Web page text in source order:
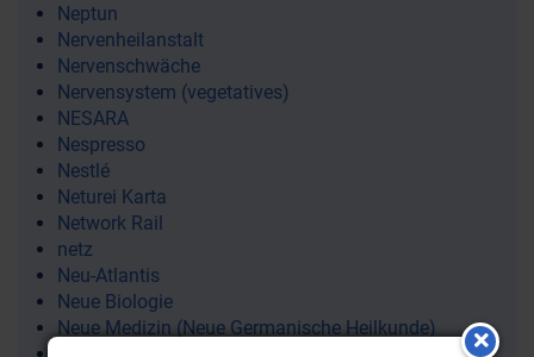
Neptun
Nervenheilanstalt
Nervenschwäche
Nervensystem (vegetatives)
NESARA
Nespresso
Nestlé
Neturei Karta
Network Rail
netz
Neu-Atlantis
Neue Biologie
Neue Medizin (Neue Germanische Heilkunde)